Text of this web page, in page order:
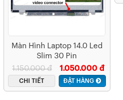
Màn Hình Laptop 14.0 Led
Slim 30 Pin
1.050.000 đ
1.150.000 đ
CHI TIẾT ĐẶT HÀNG